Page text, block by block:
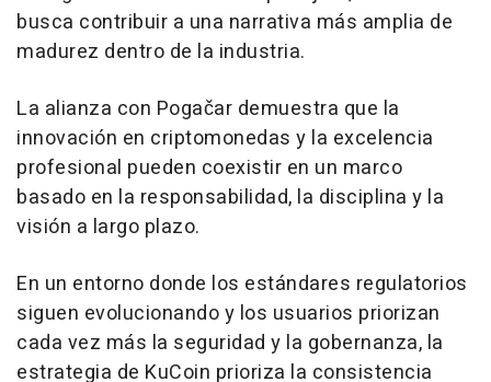
busca contribuir a una narrativa más amplia de
madurez dentro de la industria.
La alianza con Pogačar demuestra que la
innovación en criptomonedas y la excelencia
profesional pueden coexistir en un marco
basado en la responsabilidad, la disciplina y la
visión a largo plazo.
En un entorno donde los estándares regulatorios
siguen evolucionando y los usuarios priorizan
cada vez más la seguridad y la gobernanza, la
estrategia de KuCoin prioriza la consistencia